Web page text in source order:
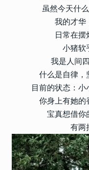
虽然今天什
我的才华
日常在摆
小猪软
我是人间
什么是自律，
目前的状态：小
你身上有她的
宝真想借你
有两